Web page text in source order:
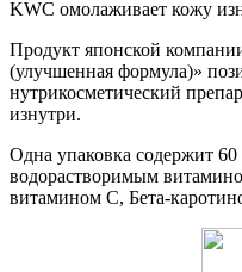
KWC омолаживает кожу
Продукт японской
(улучшенная формула)»
нутрикосметический
изнутри.
Одна упаковка содержит
водорастворимым
витамином С, Бета-